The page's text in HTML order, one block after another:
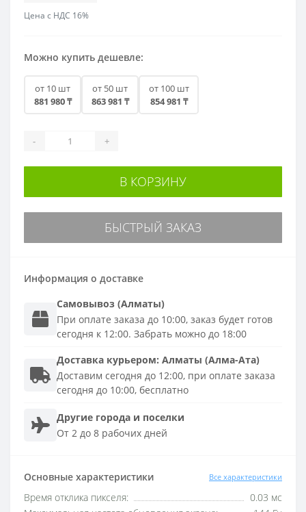
Цена с НДС 16%
Можно купить дешевле:
от 10 шт
881 980 ₸
от 50 шт
863 981 ₸
от 100 шт
854 981 ₸
- +
В КОРЗИНУ
БЫСТРЫЙ ЗАКАЗ
Информация о доставке
Самовывоз (Алматы)
При оплате заказа до 10:00, заказ будет готов
сегодня к 12:00. Забрать можно до 18:00
Доставка курьером: Алматы (Алма-Ата)
Доставим сегодня до 12:00, при оплате заказа
сегодня до 10:00, бесплатно
Другие города и поселки
От 2 до 8 рабочих дней
Основные характеристики Все характеристики
Время отклика пикселя:
0.03 мс